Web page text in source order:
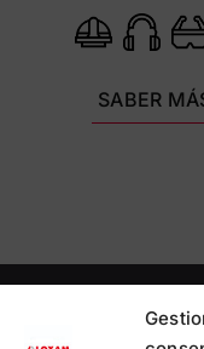
SABER
PUNTOS DE